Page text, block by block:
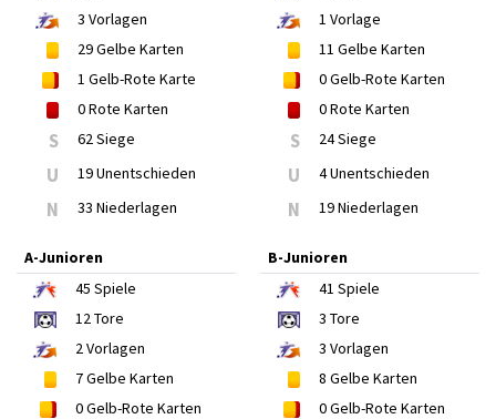
3 Vorlagen
29Gelbe Karten
1 Gelb-Rote Karte
0Rote Karten
S 62 Siege
U 19 Unentschieden
N 33 Niederlagen
1 Vorlage
11 Gelbe Karten
0Gelb-Rote Karten
0Rote Karten
S 24 Siege
U 4 Unentschieden
N 19 Niederlagen
A-Junioren
45 Spiele
12Tore
2Vorlagen
7Gelbe Karten
0Gelb-Rote Karten
B-Junioren
41 Spiele
3 Tore
3 Vorlagen
8 Gelbe Karten
0Gelb-Rote Karten